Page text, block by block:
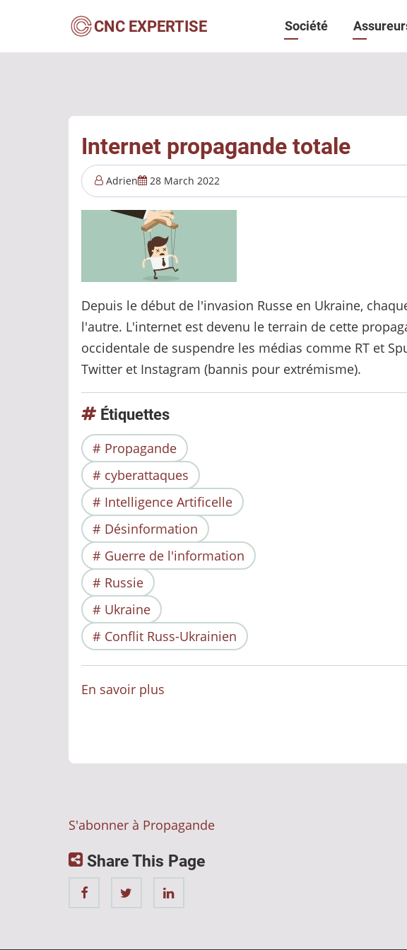
contenu
CNC EXPERTISE
Navigation
Société
Internet propagande totale
Adrien 28 March 2022
Depuis le début de l'invasion Russe en Ukraine,
l'autre. L'internet est devenu le terrain de cette
occidentale de suspendre les médias comme RT et
Twitter et Instagram (bannis pour extrémisme).
Étiquettes
Propagande
cyberattaques
Intelligence Artificelle
Désinformation
Guerre de l'information
Russie
Ukraine
Conflit Russ-Ukrainien
En savoir plus
S'abonner à Propagande
Share This Page